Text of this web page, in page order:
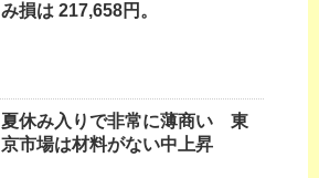
み損は 217,658円。
夏休み入りで非常に薄商い 東
京市場は材料がない中上昇